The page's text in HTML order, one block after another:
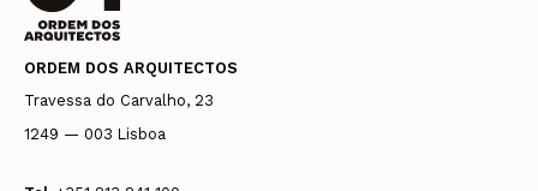
ORDEM DOS ARQUITECTOS
Travessa do Carvalho, 23
1249 — 003 Lisboa